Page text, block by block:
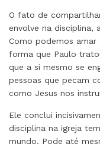
O fato de
envolve na disciplina,
Como podemos
forma que Paulo
que a si mesmo se
pessoas que pecam
como Jesus nos
Ele conclui
disciplina na igreja
mundo. Pode até